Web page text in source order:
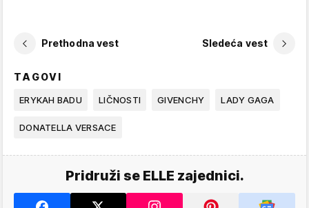
Prethodna vest Sledeća vest
TAGOVI
ERYKAH BADU LIČNOSTI GIVENCHY LADY GAGA
DONATELLA VERSACE
Pridruži se ELLE zajednici.